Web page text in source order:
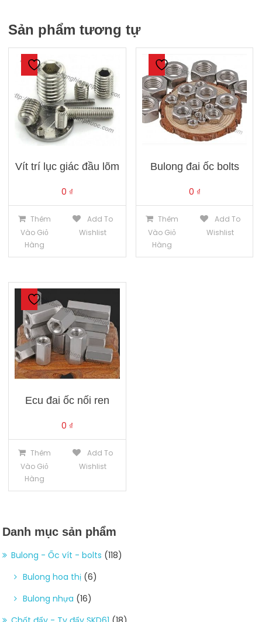
Sản phẩm tương tự
Vít trí lục giác đầu lõm
0 ₫
Thêm
Vào Giỏ
Hàng
Add To
Wishlist
Bulong đai ốc bolts
0 ₫
Thêm
Vào Giỏ
Hàng
Add To
Wishlist
Ecu đai ốc nối ren
0 ₫
Thêm
Vào Giỏ
Hàng
Add To
Wishlist
Danh mục sản phẩm
Bulong - Ốc vít - bolts (118)
Bulong hoa thị (6)
Bulong nhựa (16)